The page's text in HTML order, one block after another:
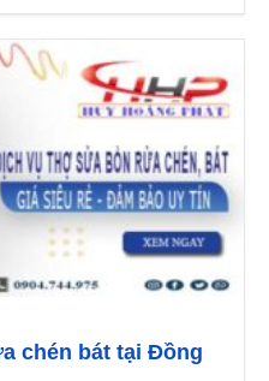
chén bát tại Đồng